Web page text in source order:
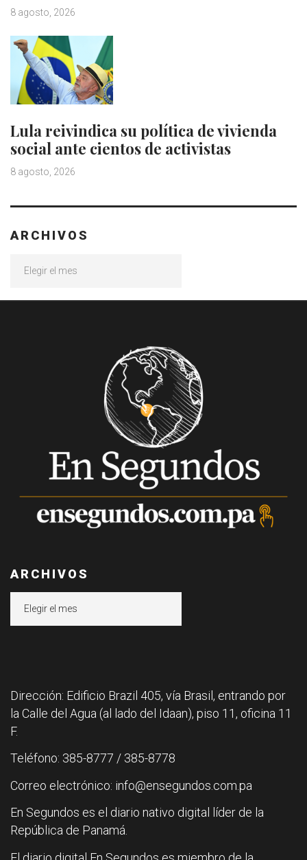
8 agosto, 2026
Lula reivindica su política de vivienda
social ante cientos de activistas
8 agosto, 2026
ARCHIVOS
ARCHIVOS
Dirección: Edificio Brazil 405, vía Brasil, entrando por
la Calle del Agua (al lado del Idaan), piso 11, oficina 11
F.
Teléfono: 385-8777 / 385-8778
Correo electrónico: info@ensegundos.com.pa
En Segundos es el diario nativo digital líder de la
República de Panamá.